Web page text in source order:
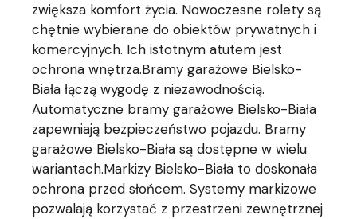
zwiększa komfort życia. Nowoczesne rolety są
chętnie wybierane do obiektów prywatnych i
komercyjnych. Ich istotnym atutem jest
ochrona wnętrza.Bramy garażowe Bielsko-
Biała łączą wygodę z niezawodnością.
Automatyczne bramy garażowe Bielsko-Biała
zapewniają bezpieczeństwo pojazdu. Bramy
garażowe Bielsko-Biała są dostępne w wielu
wariantach.Markizy Bielsko-Biała to doskonała
ochrona przed słońcem. Systemy markizowe
pozwalają korzystać z przestrzeni zewnętrznej